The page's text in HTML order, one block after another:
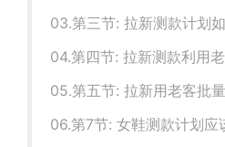
03.第三节: 拉新测款计划
04.第四节: 拉新测款利用
05.第五节: 拉新用老客批
06.第7节: 女鞋测款计划应